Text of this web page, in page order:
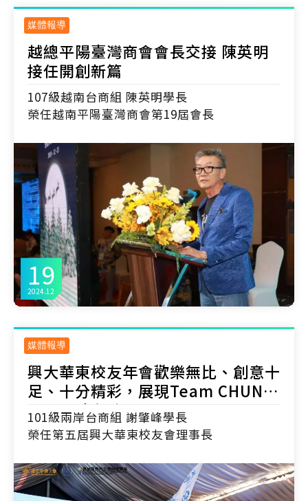
媒體報導
19
2024.12
越總平陽臺灣商會會長交接 陳英明
接任開創新篇
107級越南台商組 陳英明學長
榮任越南平陽臺灣商會第19屆會長
媒體報導
興大華東校友年會歡樂無比、創意十
足、十分精彩，展現Team CHUNG
SHING中興尚勇!
101級兩岸台商組 謝肇峰學長
榮任第五屆興大華東校友會理事長